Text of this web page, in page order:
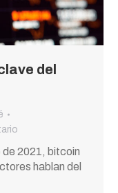
del
de 2021, bitcoin
hablan del